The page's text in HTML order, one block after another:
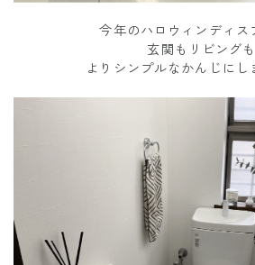
今年のハロウィンディス
玄関もリビングも
よりシンプルなかんじにし